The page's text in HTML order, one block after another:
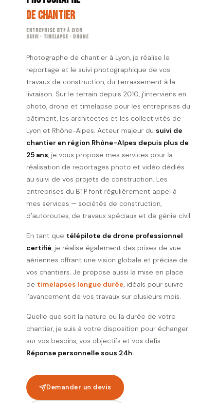
de Chantier
Entreprise BTP à Lyon
Suivi · Timelapse · Drone
Photographe de chantier à Lyon, je réalise le
reportage et le suivi photographique de vos
travaux de construction, du terrassement à la
livraison. Sur le terrain depuis 2010, j’interviens en
photo, drone et timelapse pour les entreprises du
bâtiment, les architectes et les collectivités de
Lyon et Rhône-Alpes. Acteur majeur du suivi de
chantier en région Rhône-Alpes depuis plus de
25 ans, je vous propose mes services pour la
réalisation de reportages photo et vidéo dédiés
au suivi de vos projets de construction. Les
entreprises du BTP font régulièrement appel à
mes services — sociétés de construction,
d’autoroutes, de travaux spéciaux et de génie civil.
En tant que télépilote de drone professionnel
certifié, je réalise également des prises de vue
aériennes offrant une vision globale et précise de
vos chantiers. Je propose aussi la mise en place
de timelapses longue durée, idéals pour suivre
l’avancement de vos travaux sur plusieurs mois.
Quelle que soit la nature ou la durée de votre
chantier, je suis à votre disposition pour échanger
sur vos besoins, vos objectifs et vos défis.
Réponse personnelle sous 24h.
Demander un devis